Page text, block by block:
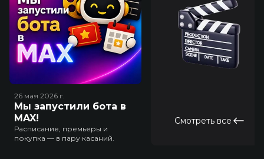
26 мая 2026 г.
Мы запустили бота в
MAX!
Расписание, премьеры и
покупка — в пару касаний.
Смотреть все